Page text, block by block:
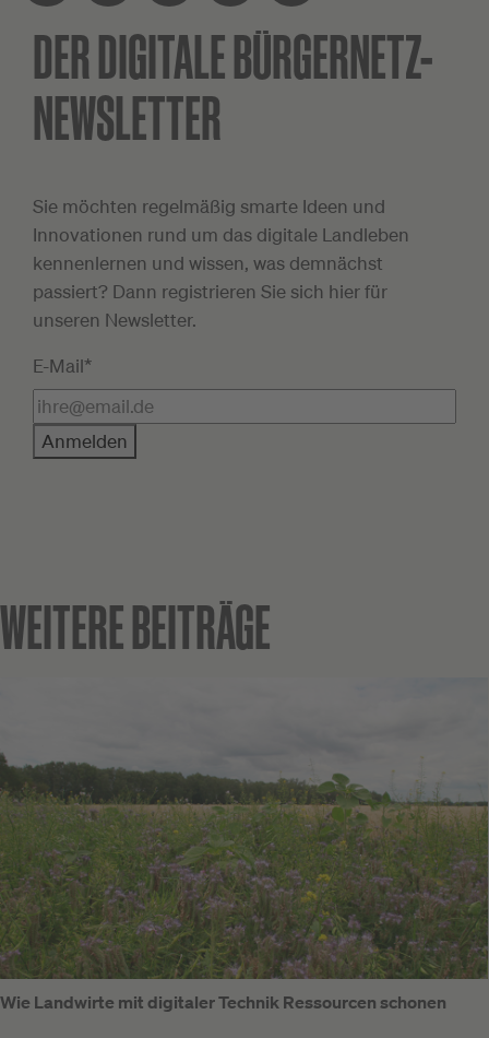
FacebookTwitter XING LinkedInTeilen
DER DIGITALEBÜRGERNETZ-
NEWSLETTER
Sie möchten regelmäßig smarte Ideen und
Innovationen rund um das digitale Landleben
kennenlernen und wissen, was demnächst
passiert? Dann registrieren Sie sich hier für
unseren Newsletter.
E-Mail*
Anmelden
WEITERE BEITRÄGE
Wie Landwirte mit digitaler Technik Ressourcen schonen